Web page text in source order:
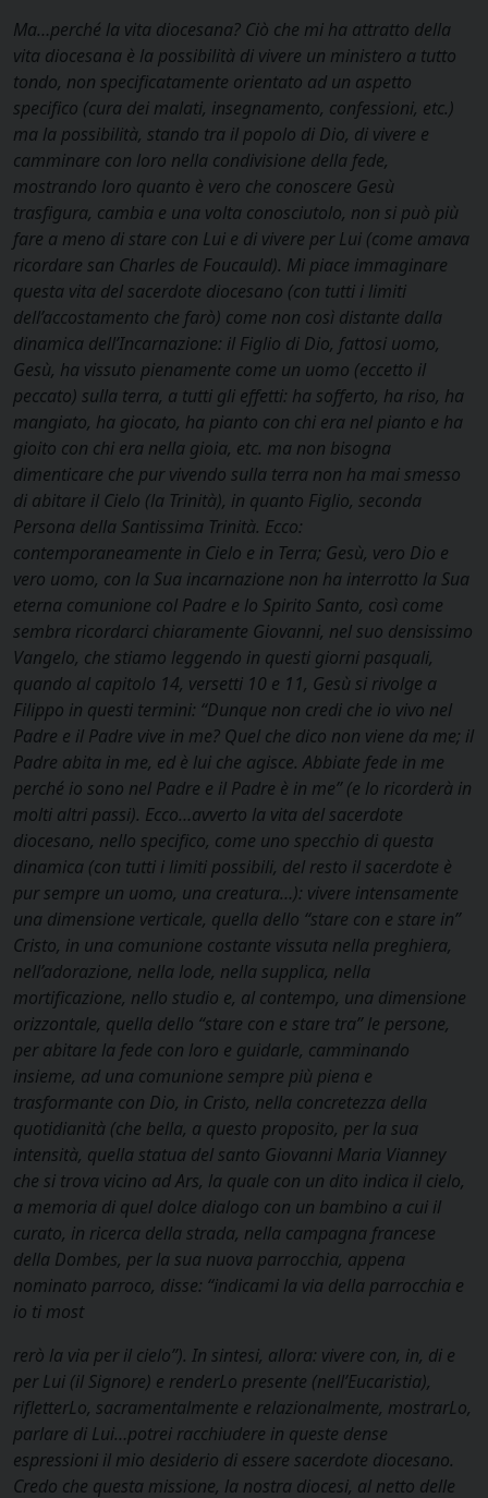
Ma…perché la vita diocesana? Ciò che mi ha attratto della
vita diocesana è la possibilità di vivere un ministero a tutto
tondo, non specificatamente orientato ad un aspetto
specifico (cura dei malati, insegnamento, confessioni, etc.)
ma la possibilità, stando tra il popolo di Dio, di vivere e
camminare con loro nella condivisione della fede,
mostrando loro quanto è vero che conoscere Gesù
trasfigura, cambia e una volta conosciutolo, non si può più
fare a meno di stare con Lui e di vivere per Lui (come amava
ricordare san Charles de Foucauld). Mi piace immaginare
questa vita del sacerdote diocesano (con tutti i limiti
dell’accostamento che farò) come non così distante dalla
dinamica dell’Incarnazione: il Figlio di Dio, fattosi uomo,
Gesù, ha vissuto pienamente come un uomo (eccetto il
peccato) sulla terra, a tutti gli effetti: ha sofferto, ha riso, ha
mangiato, ha giocato, ha pianto con chi era nel pianto e ha
gioito con chi era nella gioia, etc. ma non bisogna
dimenticare che pur vivendo sulla terra non ha mai smesso
di abitare il Cielo (la Trinità), in quanto Figlio, seconda
Persona della Santissima Trinità. Ecco:
contemporaneamente in Cielo e in Terra; Gesù, vero Dio e
vero uomo, con la Sua incarnazione non ha interrotto la Sua
eterna comunione col Padre e lo Spirito Santo, così come
sembra ricordarci chiaramente Giovanni, nel suo densissimo
Vangelo, che stiamo leggendo in questi giorni pasquali,
quando al capitolo 14, versetti 10 e 11, Gesù si rivolge a
Filippo in questi termini: “Dunque non credi che io vivo nel
Padre e il Padre vive in me? Quel che dico non viene da me; il
Padre abita in me, ed è lui che agisce. Abbiate fede in me
perché io sono nel Padre e il Padre è in me” (e lo ricorderà in
molti altri passi). Ecco…avverto la vita del sacerdote
diocesano, nello specifico, come uno specchio di questa
dinamica (con tutti i limiti possibili, del resto il sacerdote è
pur sempre un uomo, una creatura…): vivere intensamente
una dimensione verticale, quella dello “stare con e stare in”
Cristo, in una comunione costante vissuta nella preghiera,
nell’adorazione, nella lode, nella supplica, nella
mortificazione, nello studio e, al contempo, una dimensione
orizzontale, quella dello “stare con e stare tra” le persone,
per abitare la fede con loro e guidarle, camminando
insieme, ad una comunione sempre più piena e
trasformante con Dio, in Cristo, nella concretezza della
quotidianità (che bella, a questo proposito, per la sua
intensità, quella statua del santo Giovanni Maria Vianney
che si trova vicino ad Ars, la quale con un dito indica il cielo,
a memoria di quel dolce dialogo con un bambino a cui il
curato, in ricerca della strada, nella campagna francese
della Dombes, per la sua nuova parrocchia, appena
nominato parroco, disse: “indicami la via della parrocchia e
io ti most
rerò la via per il cielo”). In sintesi, allora: vivere con, in, di e
per Lui (il Signore) e renderLo presente (nell’Eucaristia),
rifletterLo, sacramentalmente e relazionalmente, mostrarLo,
parlare di Lui…potrei racchiudere in queste dense
espressioni il mio desiderio di essere sacerdote diocesano.
Credo che questa missione, la nostra diocesi, al netto delle